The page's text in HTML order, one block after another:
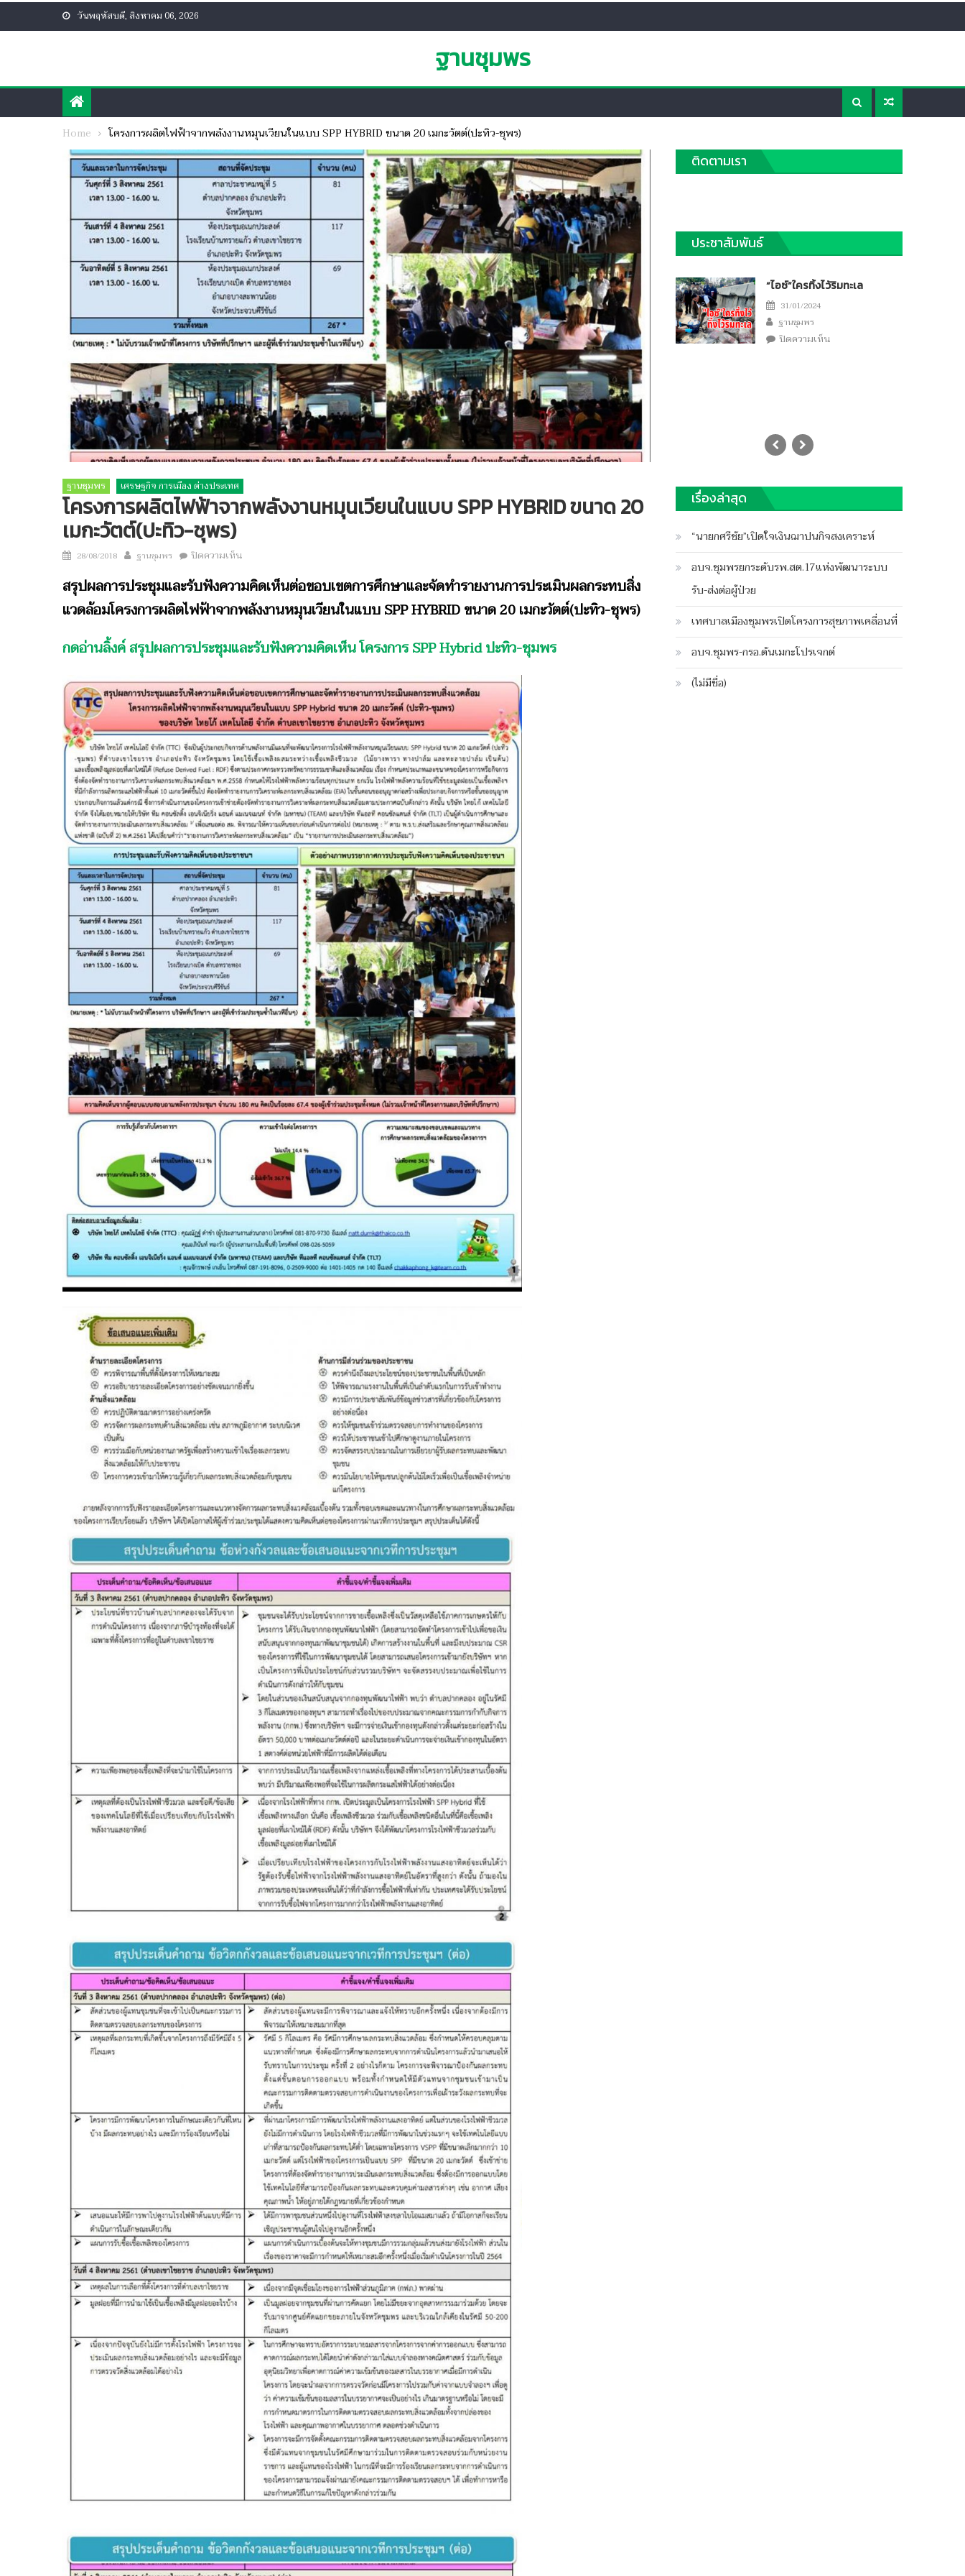
วันพฤหัสบดี, สิงหาคม 06, 2026
ฐานชุมพร
Home โครงการผลิตไฟฟ้าจากพลังงานหมุนเวียนในแบบ SPP HYBRID ขนาด 20 เมกะวัตต์(ปะทิว-ชุพร)
ฐานชุมพร เศรษฐกิจ การเมือง ต่างประเทศ
โครงการผลิตไฟฟ้าจากพลังงานหมุนเวียนในแบบ SPP HYBRID ขนาด 20
เมกะวัตต์(ปะทิว-ชุพร)
Posted
28/08/2018 Author
ฐานชุมพร ปิดความเห็น
ผลิต
ไฟฟ้า
จาก
หมุนเวียน
แบบ
SPP
HYBRID
ขนาด
20
เมกะ
วัตต์(ปะทิว-
ชุพร)
สรุปผลการประชุมและรับฟังความคิดเห็นต่อขอบเขตการศึกษาและจัดทำรายงานการประเมินผลกระทบสิ่ง
แวดล้อมโครงการผลิตไฟฟ้าจากพลังงานหมุนเวียนในแบบ SPP HYBRID ขนาด 20 เมกะวัตต์(ปะทิว-ชุพร)
กดอ่านลิ้งค์ สรุปผลการประชุมและรับฟังความคิดเห็น โครงการ SPP Hybrid ปะทิว-ชุมพร
ติดตามเรา
ประชาสัมพันธ์
“ไอซ์”ใครทิ้งไว้ริมทะเล
Posted
on
31/01/2024
Author
ฐานชุมพร
ปิดความเห็นบน
เรื่องล่าสุด
“นายกศรีชัย”เปิดใจเงินฌาปนกิจสงเคราะห์
อบจ.ชุมพรยกระดับรพ.สต.17แห่งพัฒนาระบบ
รับ-ส่งต่อผู้ป่วย
เทศบาลเมืองชุมพรเปิดโครงการสุขภาพเคลื่อนที่
อบจ.ชุมพร-กรอ.ดันเมกะโปรเจกต์
(ไม่มีชื่อ)